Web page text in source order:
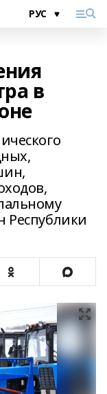
в
Республики